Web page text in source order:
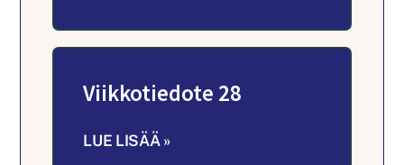
Viikkotiedote 28
LUE LISÄÄ »